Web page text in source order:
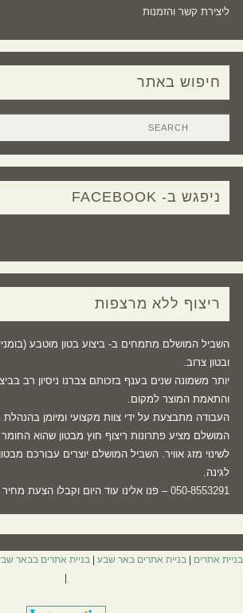
ליצירת קשר והזמנות
חיפוש באתר
ניפגש ב- FACEBOOK
ריצוף ללא מרצפות
השביל המושלם מתמחים ב- ביצוע בטון מוטבע
ובטון צרוב.
יותר משמונה שנים בענף בזכותם צברנו ניסיון רב
והתאמת המוצר למקום.
העבודה מתבצעת על ידי צוות מקצועי ומיומן
המושלם מציע פתרונות ריצוף חוץ מבטון שהוא החומר
לשינוי מזג אוויר. השביל המושלם יוצרים עבורכם
לגינה.
050-8553291 – פנו אלינו עוד היום וקבלו הצעת
בניית אתרים |בניית אתרים באר שבע |בניית אתרים בבאר